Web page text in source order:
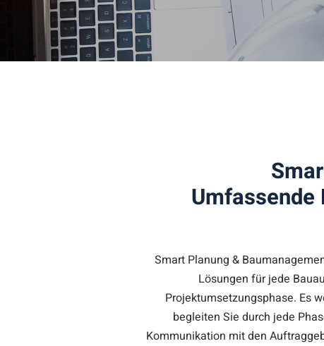
Smart Planung &
Lösungen für jede
Projektumsetzungsphase. Es
begleiten Sie durch jede
Kommunikation mit den